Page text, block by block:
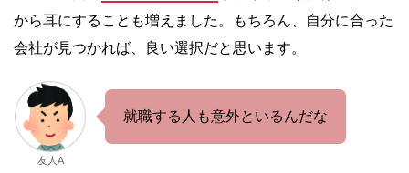
から耳にすることも増えました。もちろん、自分に合った
会社が見つかれば、良い選択だと思います。
友人A
就職する人も意外といるんだな